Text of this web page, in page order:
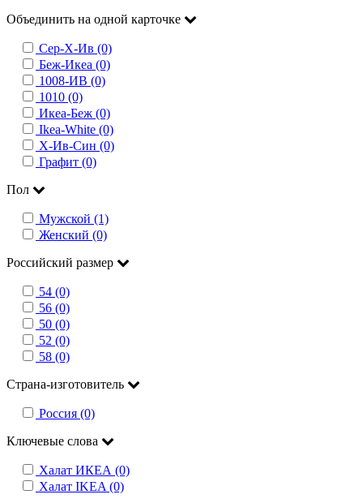
Объединить на одной карточке
Сер-Х-Ив (0)
Беж-Икеа (0)
1008-ИВ (0)
1010 (0)
Икеа-Беж (0)
Ikea-White (0)
Х-Ив-Син (0)
Графит (0)
Пол
Мужской (1)
Женский (0)
Российский размер
54 (0)
56 (0)
50 (0)
52 (0)
58 (0)
Страна-изготовитель
Россия (0)
Ключевые слова
Халат ИКЕА (0)
Халат IKEA (0)